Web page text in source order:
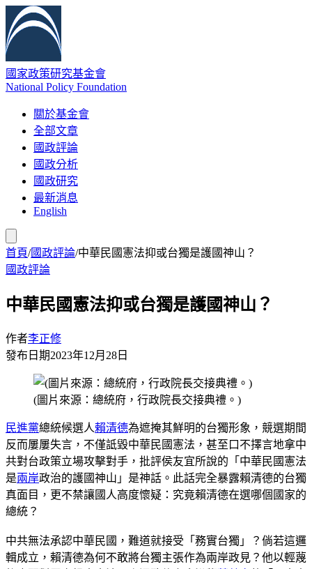
國家政策研究基金會
National Policy Foundation
關於基金會
全部文章
國政評論
國政分析
國政研究
最新消息
English
首頁/國政評論/中華民國憲法抑或台獨是護國神山？
國政評論
中華民國憲法抑或台獨是護國神山？
作者李正修
發布日期2023年12月28日
(圖片來源：總統府，行政院長交接典禮。)
民進黨總統候選人賴清德為遮掩其鮮明的台獨形象，競選期間
反而屢屢失言，不僅詆毀中華民國憲法，甚至口不擇言地拿中
共對台政策立場攻擊對手，批評侯友宜所說的「中華民國憲法
是兩岸政治的護國神山」是神話。此話完全暴露賴清德的台獨
真面目，更不禁讓國人高度懷疑：究竟賴清德在選哪個國家的
總統？
中共無法承認中華民國，難道就接受「務實台獨」？倘若這邏
輯成立，賴清德為何不敢將台獨主張作為兩岸政見？他以輕蔑